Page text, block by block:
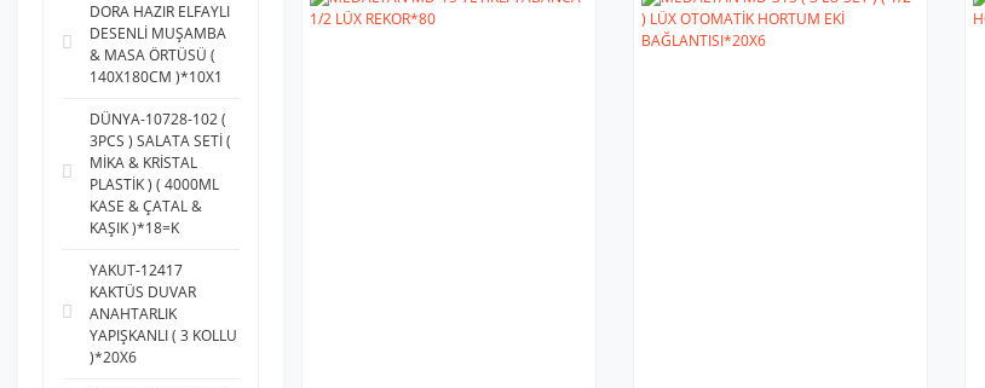
DORA HAZIR ELFAYLI
DESENLİ MUŞAMBA
& MASA ÖRTÜSÜ (
140X180CM )*10X1
DÜNYA-10728-102 (
3PCS ) SALATA SETİ (
MİKA & KRİSTAL
PLASTİK ) ( 4000ML
KASE & ÇATAL &
KAŞIK )*18=K
YAKUT-12417
KAKTÜS DUVAR
ANAHTARLIK
YAPIŞKANLI ( 3 KOLLU
)*20X6